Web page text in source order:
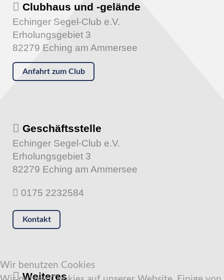
Clubhaus und -gelände
Echinger Segel-Club e.V.
Erholungsgebiet 3
82279 Eching am Ammersee
Anfahrt zum Club
Geschäftsstelle
Echinger Segel-Club e.V.
Erholungsgebiet 3
82279 Eching am Ammersee
0175 2232584
Kontakt
Weiteres
Wir benutzen Cookies